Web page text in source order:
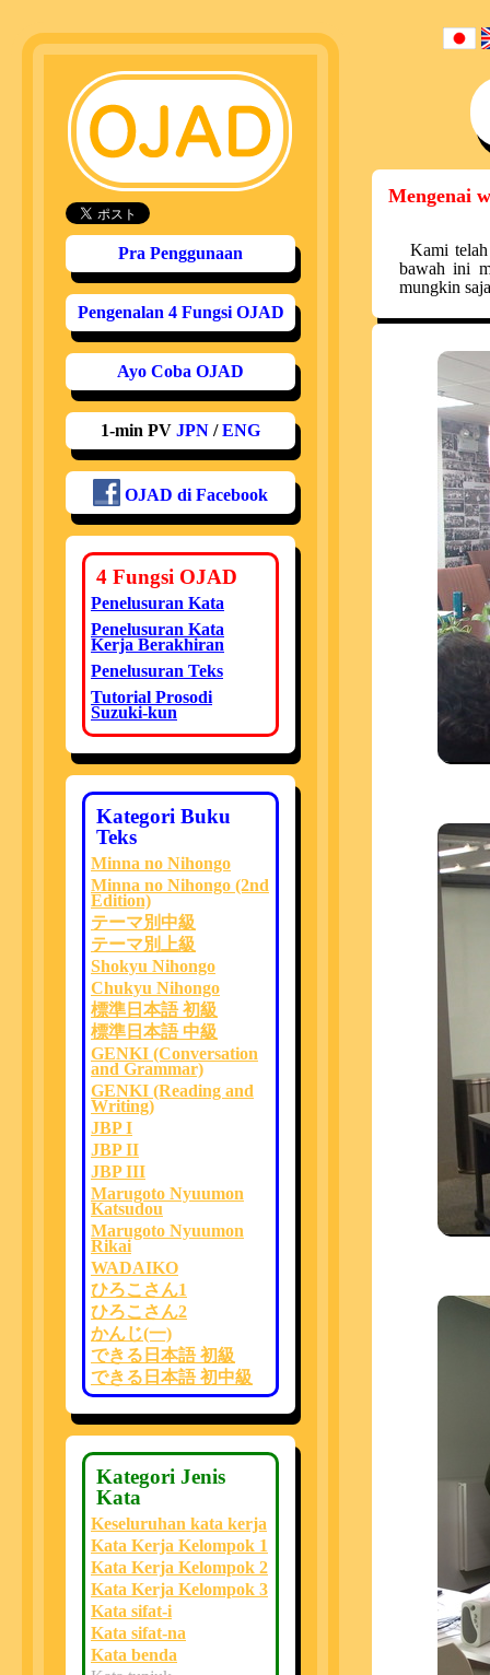
Pra Penggunaan
Pengenalan 4 Fungsi OJAD
Ayo Coba OJAD
1-min PV JPN /ENG
OJAD di Facebook
4 Fungsi OJAD
Penelusuran Kata
Penelusuran Kata
Kerja Berakhiran
Penelusuran Teks
Tutorial Prosodi
Suzuki-kun
Kategori Buku
Teks
Minna no Nihongo
Minna no Nihongo (2nd
Edition)
テーマ別中級
テーマ別上級
Shokyu Nihongo
Chukyu Nihongo
標準日本語 初級
標準日本語 中級
GENKI (Conversation
and Grammar)
GENKI (Reading and
Writing)
JBP I
JBP II
JBP III
Marugoto Nyuumon
Katsudou
Marugoto Nyuumon
Rikai
WADAIKO
ひろこさん1
ひろこさん2
かんじ(一)
できる日本語 初級
できる日本語 初中級
Kategori Jenis
Kata
Keseluruhan kata kerja
Kata Kerja Kelompok 1
Kata Kerja Kelompok 2
Kata Kerja Kelompok 3
Kata sifat-i
Kata sifat-na
Kata benda
Mengenai
Kami
bawah ini
mungkin